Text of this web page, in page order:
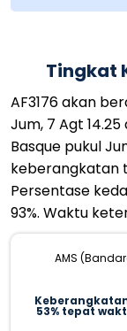
Tingkat
AF3176 akan
Jum, 7 Agt
Basque pukul
keberangkatan
Persentase
93%. Waktu
AMS
53% tepat